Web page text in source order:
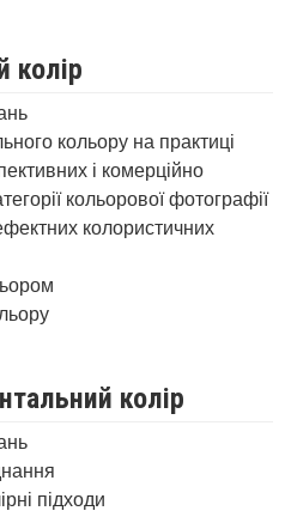
колір
кольору на практиці
і комерційно
кольорової фотографії
колористичних
колір
підходи